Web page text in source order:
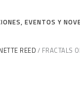
EVENTOS Y
REED FRACTALS